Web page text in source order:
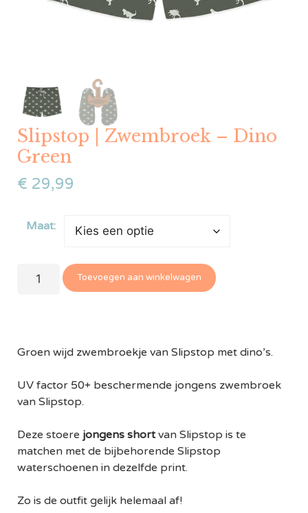
Slipstop | Zwembroek – Dino
Green
€ 29,99
Maat:
Toevoegen aan winkelwagen
Groen wijd zwembroekje van Slipstop met dino’s.
UV factor 50+ beschermende jongens zwembroek
van Slipstop.
Deze stoere jongens shortvan Slipstop is te
matchen met de bijbehorende Slipstop
waterschoenen in dezelfde print.
Zo is de outfit gelijk helemaal af!